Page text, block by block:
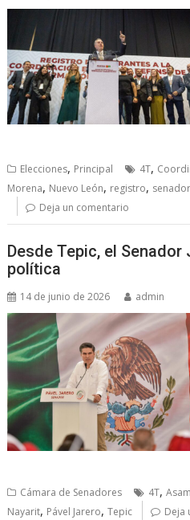
Elecciones, Principal 4T,
Morena, Nuevo León, registro,
Deja un comentario
Desde Tepic, el
política
14 de junio de 2026 admin
Cámara de Senadores 4T,
Nayarit, Pável Jarero,Tepic Deja